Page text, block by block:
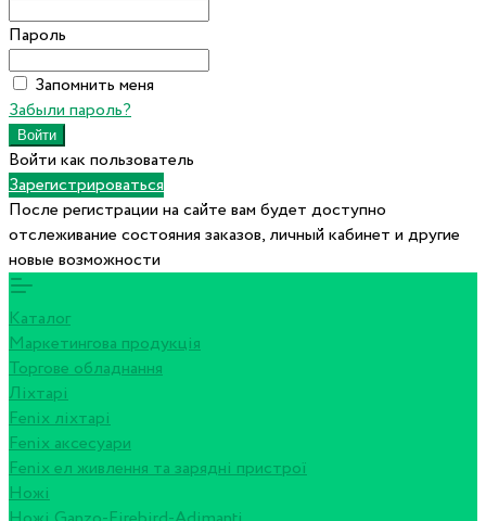
Пароль
Запомнить меня
Забыли пароль?
Войти как пользователь
Зарегистрироваться
После регистрации на сайте вам будет доступно
отслеживание состояния заказов, личный кабинет и другие
новые возможности
Каталог
Маркетингова продукція
Торгове обладнання
Ліхтарі
Fenix ліхтарі
Fenix аксесуари
Fenix ел живлення та зарядні пристрої
Ножі